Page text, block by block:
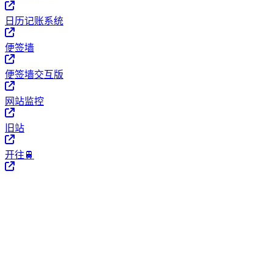
日历记账系统
便签墙
便签墙交互版
网站监控
旧站
开往🚆